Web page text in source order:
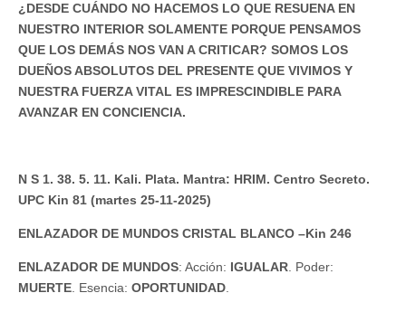
¿DESDE CUÁNDO NO HACEMOS LO QUE RESUENA EN
NUESTRO INTERIOR SOLAMENTE PORQUE PENSAMOS
QUE LOS DEMÁS NOS VAN A CRITICAR? SOMOS LOS
DUEÑOS ABSOLUTOS DEL PRESENTE QUE VIVIMOS Y
NUESTRA FUERZA VITAL ES IMPRESCINDIBLE PARA
AVANZAR EN CONCIENCIA.
N S 1. 38. 5. 11. Kali. Plata. Mantra: HRIM. Centro Secreto.
UPC Kin 81 (martes 25-11-2025)
ENLAZADOR DE MUNDOS CRISTAL BLANCO –Kin 246
ENLAZADOR DE MUNDOS: Acción: IGUALAR. Poder:
MUERTE. Esencia: OPORTUNIDAD.